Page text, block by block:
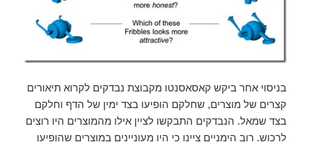
בניסוי אחר ביקש קאסאסנטו מקבוצת נבדקים לקרוא תיאורים
קצרים של מוצרים, שחלקם הופיעו בצד ימין של הדף וחלקם
בצד שמאל. הנבדקים התבקשו לציין אילו מהמוצרים היו רוצים
לרכוש. רוב הימניים ציינו כי היו מעוניינים במוצרים שהופיעו